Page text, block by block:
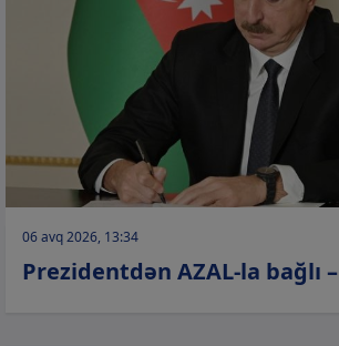
06 avq 2026, 13:34
Prezidentdən AZAL-la bağlı –